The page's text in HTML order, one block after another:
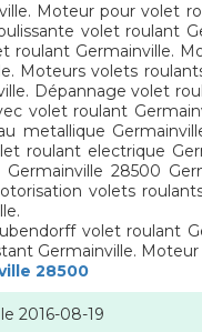
Moteur pour volet
volet roulant
roulant Germainville.
Moteurs volets
Dépannage volet
volet roulant
metallique
roulant electrique
28500
volets
volet roulant
Germainville.
28500
le 2016-08-19